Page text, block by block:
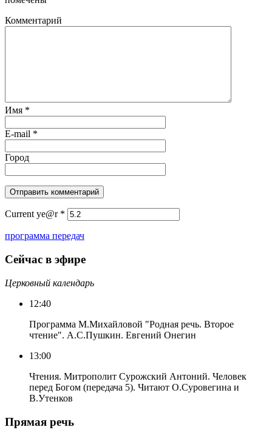
Комментарий
Имя *
E-mail *
Город
Current ye@r *
программа передач
Сейчас в эфире
Церковный календарь
12:40
Программа М.Михайловой "Родная речь. Второе
чтение". А.С.Пушкин. Евгений Онегин
13:00
Чтения. Митрополит Сурожский Антоний. Человек
перед Богом (передача 5). Читают О.Суровегина и
В.Утенков
Прямая речь